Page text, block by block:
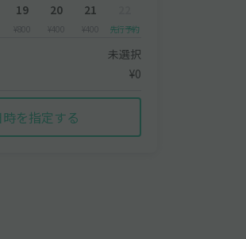
19
¥800
20
¥400
21
¥400 先行予約
未選択
¥0
を指定する